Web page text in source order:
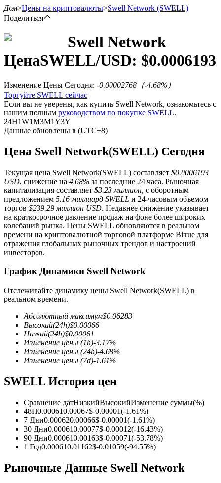
Фьючерсы
USDT-фьючерсы
Фьючерсы с использованием USDT в качестве
обеспечения
Криптовалютные фьючерсы
TradFi
Деривативы на акции, форекс, драгоценные металлы и
сырьевые товары
USDC фьючерсы
Дом>Цены на криптовалюты>Swell Network (SWELL)
Поделиться
Swell Network
ЦенаSWELL/USD: $0.0006193
Изменение Цены Сегодня: -0.00002768 （-4.68%）
Торгуйте SWELL сейчас
Если вы не уверены, как купить Swell Network, ознакомьтесь с
нашим полным руководством по покупке SWELL.
24H1W1M3M1Y3Y
Данные обновлены в (UTC+8)
Цена Swell Network(SWELL) Сегодня
Текущая цена Swell Network(SWELL) составляет $0.0006193
USD, снижение на 4.68% за последние 24 часа. Рыночная
капитализация составляет $3.23 миллион, с оборотным
предложением 5.16 миллиард SWELL и 24-часовым объемом
торгов $239.29 миллион USD. Недавнее снижение указывает
на краткосрочное давление продаж на фоне более широких
колебаний рынка. Цены SWELL обновляются в реальном
времени на криптовалютной торговой платформе Bitrue для
отражения глобальных рыночных трендов и настроений
инвесторов.
График Динамики Swell Network
Отслеживайте динамику цены Swell Network(SWELL) в
реальном времени.
Абсолютный максимум$0.06283
Высокий(24h)$0.00066
Низкий(24h)$0.00061
Изменение цены (1h)-3.17%
Изменение цены (24h)-4.68%
Изменение цены (7d)-1.61%
SWELL История цен
Сравнение датНизкийВысокийИзменение суммы(%)
48H0.000610.00067$-0.00001(-1.61%)
7 Дни0.000620.00066$-0.00001(-1.61%)
30 Дни0.000610.00077$-0.00012(-16.43%)
90 Дни0.000610.00163$-0.00071(-53.78%)
1 Год0.000610.01162$-0.01059(-94.55%)
Рыночные Данные Swell Network